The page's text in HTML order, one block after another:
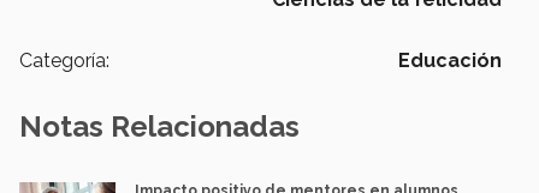
Categoría: Educación
Notas Relacionadas